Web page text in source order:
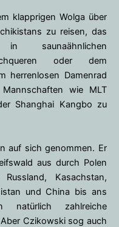
klapprigen Wolga über
zu reisen, das
saunaähnlichen
oder dem
herrenlosen Damenrad
wie MLT
Shanghai Kangbo zu
auf sich genommen. Er
aus durch Polen
Kasachstan,
und China bis ans
natürlich zahlreiche
Czikowski sog auch